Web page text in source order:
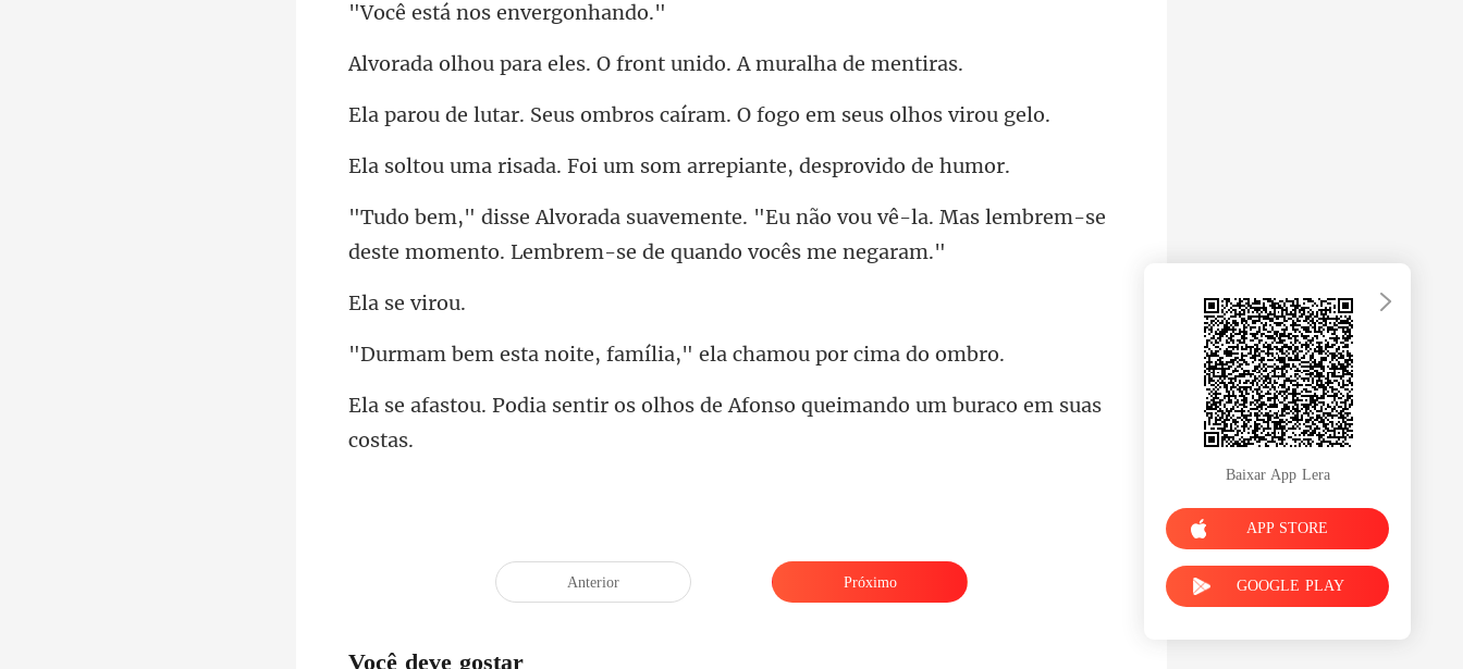
les. O front unido. A
ombros caíram. O fogo e
Foi um som arrepiante
não vou vê-la. Mas lembrem-se
deste momen
se v
e, família," ela cham
r os olhos de Afonso queima
Anterior Próximo
Você deve gostar
Baixar App Lera
APP STORE
GOOGLE PLAY